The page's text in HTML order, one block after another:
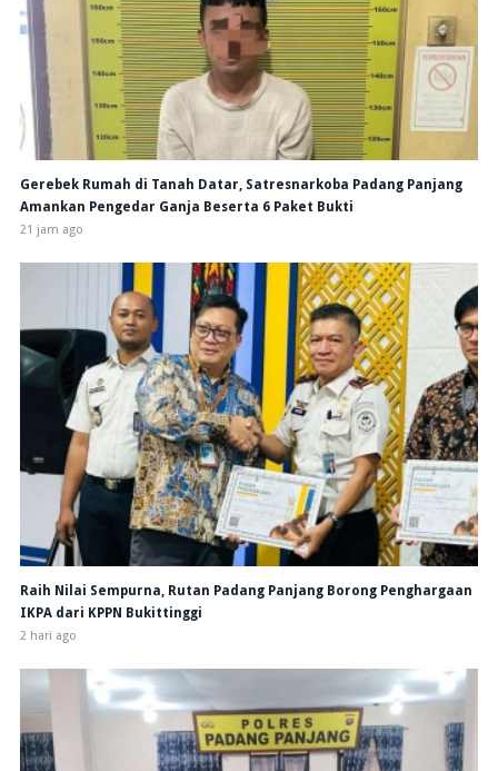
Gerebek Rumah di Tanah Datar, Satresnarkoba Padang Panjang
Amankan Pengedar Ganja Beserta 6 Paket Bukti
21 jam ago
Raih Nilai Sempurna, Rutan Padang Panjang Borong Penghargaan
IKPA dari KPPN Bukittinggi
2 hari ago